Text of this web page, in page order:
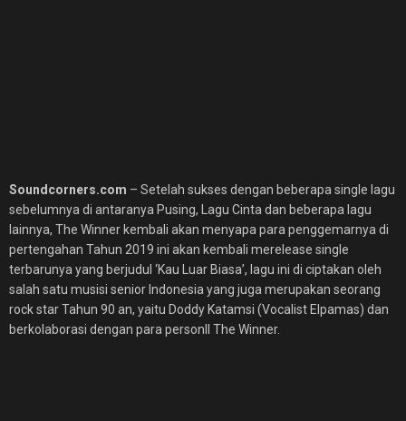
Soundcorners.com – Setelah sukses dengan beberapa single lagu
sebelumnya di antaranya Pusing, Lagu Cinta dan beberapa lagu
Iainnya, The Winner kembali akan menyapa para penggemarnya di
pertengahan Tahun 2019 ini akan kembali merelease single
terbarunya yang berjudul ‘Kau Luar Biasa’, lagu ini di ciptakan oleh
salah satu musisi senior Indonesia yang juga merupakan seorang
rock star Tahun 90 an, yaitu Doddy Katamsi (Vocalist Elpamas) dan
berkolaborasi dengan para personll The Winner.